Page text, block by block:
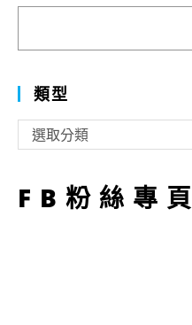
類型
型
選取分類
FB粉絲專頁